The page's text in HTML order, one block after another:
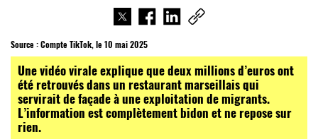
Source :Compte TikTok, le 10 mai 2025
Une vidéo virale explique que deux millions d’euros ont
été retrouvés dans un restaurant marseillais qui
servirait de façade à une exploitation de migrants.
L’information est complètement bidon et ne repose sur
rien.